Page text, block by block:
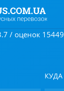
/ оценок 15449
КУДА